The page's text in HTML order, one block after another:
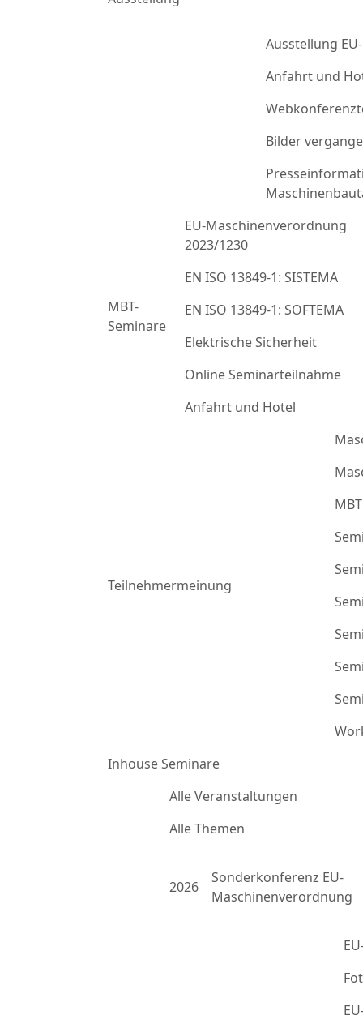
Ausstellung
Anfahrt und
Bilder
MBT-
Seminare
EU-Maschinenverordnung
2023/1230
EN ISO 13849-1: SISTEMA
EN ISO 13849-1: SOFTEMA
Elektrische Sicherheit
Online Seminarteilnahme
Anfahrt und Hotel
Teilnehmermeinung
Inhouse Seminare
Alle Veranstaltungen
Alle Themen
2026
Sonderkonferenz EU-
Maschinenverordnung